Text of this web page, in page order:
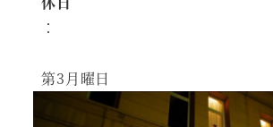
：
第3月曜日